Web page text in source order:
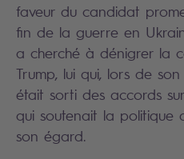
faveur du candidat
fin de la guerre en
a cherché à dénigrer la
Trump, lui qui, lors de
était sorti des accords
qui soutenait la politique
son égard.